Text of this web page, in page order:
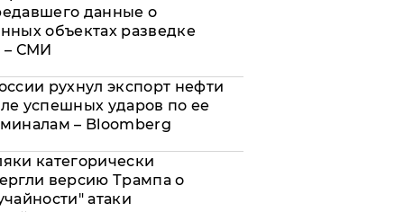
данные о
объектах разведке
– СМИ
рухнул экспорт нефти
успешных ударов по ее
– Bloomberg
категорически
версию Трампа о
атаки